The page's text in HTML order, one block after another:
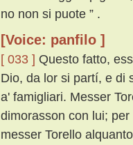
no non si puote ” .
[Voice: panfilo ]
[ 033 ] Questo fatto,
Dio, da lor si partí, e di
a' famigliari. Messer
dimorasson con lui;
messer Torello